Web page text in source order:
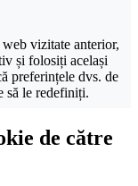
vizitate anterior,
și folosiți același
preferințele dvs. de
să le redefiniți.
de către